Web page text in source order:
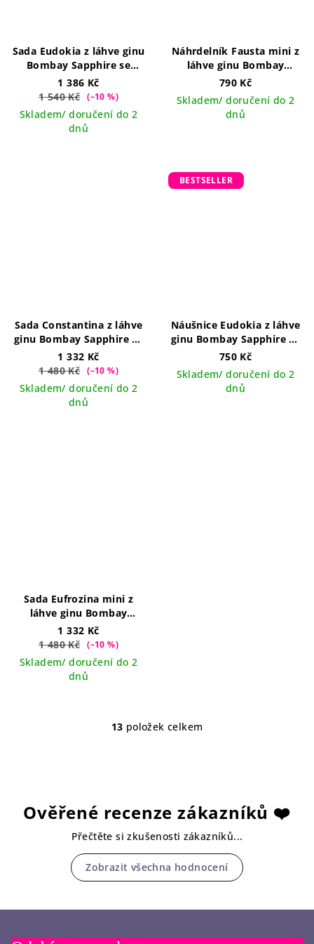
Sada Eudokia z láhve ginu
Bombay Sapphire se
třpytkami
1 386 Kč
1 540 Kč (–10 %)
Skladem/ doručení do 2
dnů
Náhrdelník Fausta mini z
láhve ginu Bombay
Sapphire se třpytkami
ručně vyráběný šperk v
ČR
790 Kč
Skladem/ doručení do 2
dnů
Sada Constantina z láhve
ginu Bombay Sapphire se
třpytkami
1 332 Kč
1 480 Kč (–10 %)
Skladem/ doručení do 2
dnů
BESTSELLER
Náušnice Eudokia z láhve
ginu Bombay Sapphire se
třpytkami na dlouhém
háčku
750 Kč
Skladem/ doručení do 2
dnů
Sada Eufrozina mini z
láhve ginu Bombay
Sapphire se třpytkami
1 332 Kč
1 480 Kč (–10 %)
Skladem/ doručení do 2
dnů
O
a
c
p
r
k
13 položek celkem
Ověřené recenze zákazníků ❤️
Přečtěte si zkušenosti zákazníků...
Zobrazit všechna hodnocení